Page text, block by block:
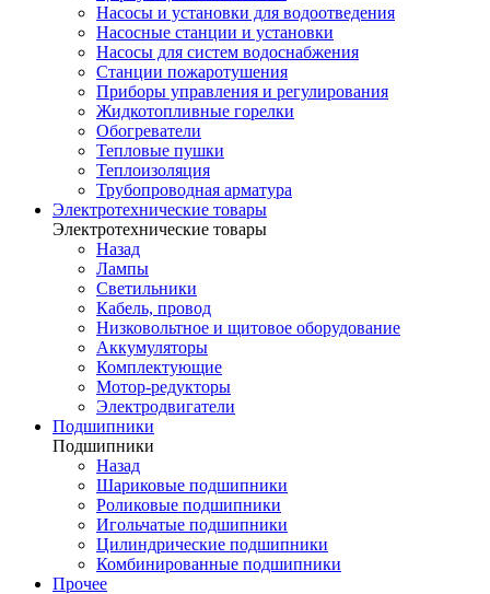
Насосы и установки для водоотведения
Насосные станции и установки
Насосы для систем водоснабжения
Станции пожаротушения
Приборы управления и регулирования
Жидкотопливные горелки
Обогреватели
Тепловые пушки
Теплоизоляция
Трубопроводная арматура
Электротехнические товары
Электротехнические товары
Назад
Лампы
Светильники
Кабель, провод
Низковольтное и щитовое оборудование
Аккумуляторы
Комплектующие
Мотор-редукторы
Электродвигатели
Подшипники
Подшипники
Назад
Шариковые подшипники
Роликовые подшипники
Игольчатые подшипники
Цилиндрические подшипники
Комбинированные подшипники
Прочее